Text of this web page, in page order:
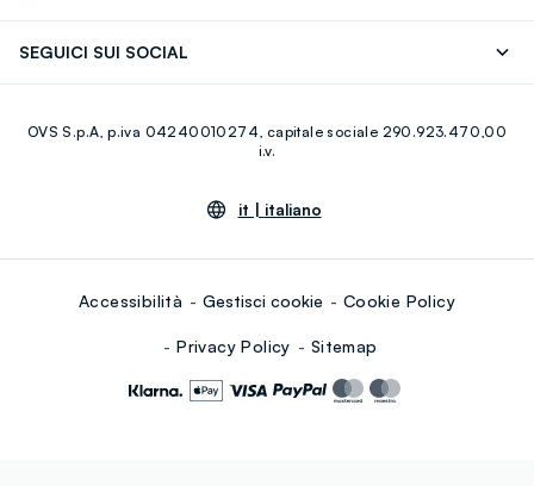
Giftcard
SEGUICI SUI SOCIAL
Youtube Linkedin
OVS S.p.A, p.iva 04240010274, capitale sociale 290.923.470,00
i.v.
it | italiano
Accessibilità Gestisci cookie Cookie Policy
Privacy Policy Sitemap